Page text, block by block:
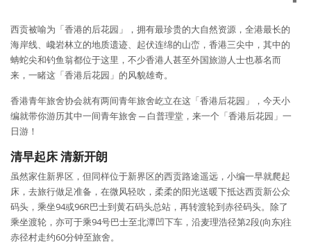
西贡被喻为「香港的后花园」，拥有最珍贵的大自然资源，全港最长的
海岸线、巉岩林立的地质遗迹、起伏连绵的山峦，香港三尖中，其中的
蚺蛇尖和钓鱼翁都位于这里，不少香港人甚至外国旅游人士也慕名而
来，一睹这「香港后花园」的风貌雄奇。
香港青年旅舍协会就有两间青年旅舍屹立在这「香港后花园」，今天小
编就带你游历其中一间青年旅舍 ─ 白普理堂，来一个「香港后花园」一
日游！
清早起床清新开朗
虽然家住新界区，但同样位于新界区的西贡路途遥远，小编一早就爬起
床，去旅行做足准备，在微风轻吹，柔柔的阳光送暖下抵达西贡新公众
码头，乘坐94或96R巴士到黄石码头总站，再转渡轮到赤径码头。除了
乘坐渡轮，亦可于乘94号巴士至北潭凹下车，沿麦理浩径第2段(向东)往
赤径村走约60分钟至旅舍。